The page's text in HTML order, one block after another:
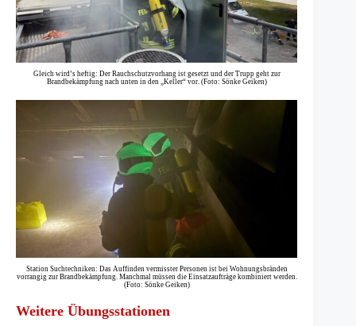
Gleich wird’s heftig: Der Rauchschutzvorhang ist gesetzt und der Trupp geht zur
Brandbekämpfung nach unten in den „Keller“ vor. (Foto: Sönke Geiken)
Station Suchtechniken: Das Auffinden vermisster Personen ist bei Wohnungsbränden
vorrangig zur Brandbekämpfung. Manchmal müssen die Einsatzaufträge kombiniert werden.
(Foto: Sönke Geiken)
Weitere Übungsstationen